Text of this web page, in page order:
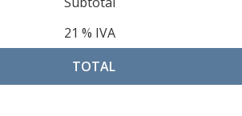
21 % IVA
TOTAL